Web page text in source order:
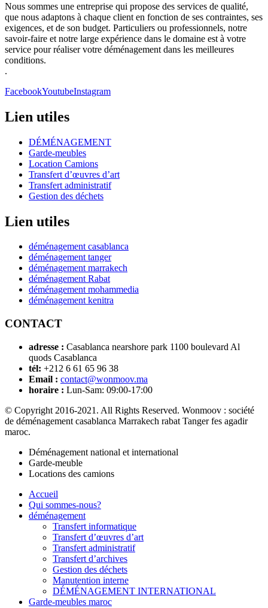
Nous sommes une entreprise qui propose des services de qualité,
que nous adaptons à chaque client en fonction de ses contraintes, ses
exigences, et de son budget. Particuliers ou professionnels, notre
savoir-faire et notre large expérience dans le domaine est à votre
service pour réaliser votre déménagement dans les meilleures
conditions.
.
FacebookYoutubeInstagram
Lien utiles
DÉMÉNAGEMENT
Garde-meubles
Location Camions
Transfert d’œuvres d’art
Transfert administratif
Gestion des déchets
Lien utiles
déménagement casablanca
déménagement tanger
déménagement marrakech
déménagement Rabat
déménagement mohammedia
déménagement kenitra
CONTACT
adresse : Casablanca nearshore park 1100 boulevard Al
quods Casablanca
tél: +212 6 61 65 96 38
Email : contact@wonmoov.ma
horaire : Lun-Sam: 09:00-17:00
© Copyright 2016-2021. All Rights Reserved. Wonmoov : société
de déménagement casablanca Marrakech rabat Tanger fes agadir
maroc.
Déménagement national et international
Garde-meuble
Locations des camions
Accueil
Qui sommes-nous?
déménagement
Transfert informatique
Transfert d’œuvres d’art
Transfert administratif
Transfert d’archives
Gestion des déchets
Manutention interne
DÉMÉNAGEMENT INTERNATIONAL
Garde-meubles maroc